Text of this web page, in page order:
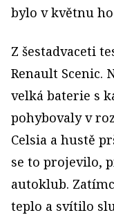
bylo v květnu
Z šestadvaceti
Renault Scenic.
velká baterie s
pohybovaly v
Celsia a hustě
se to projevilo,
autoklub.
teplo a svítilo